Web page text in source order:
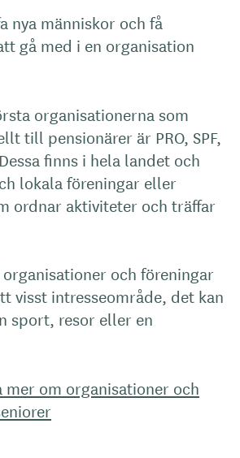
nya människor och få
gå med i en organisation
organisationerna som
till pensionärer är PRO, SPF,
finns i hela landet och
lokala föreningar eller
ordnar aktiviteter och träffar
och föreningar
visst intresseområde, det kan
sport, resor eller en
mer om organisationer och